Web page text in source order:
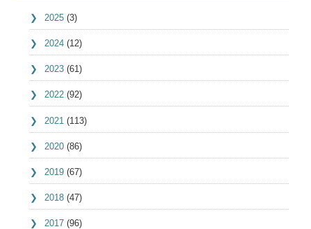
2025 (3)
2024 (12)
2023 (61)
2022 (92)
2021 (113)
2020 (86)
2019 (67)
2018 (47)
2017 (96)